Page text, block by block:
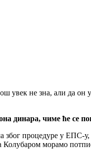
увек не зна, али да он
динара, чиме ће се
процедуре у ЕПС-у,
Колубаром морамо